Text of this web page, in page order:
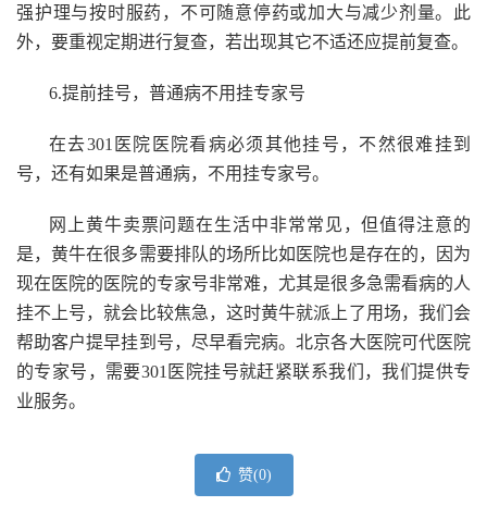
强护理与按时服药，不可随意停药或加大与减少剂量。此
外，要重视定期进行复查，若出现其它不适还应提前复查。
6.提前挂号，普通病不用挂专家号
在去301医院医院看病必须其他挂号，不然很难挂到
号，还有如果是普通病，不用挂专家号。
网上黄牛卖票问题在生活中非常常见，但值得注意的
是，黄牛在很多需要排队的场所比如医院也是存在的，因为
现在医院的医院的专家号非常难，尤其是很多急需看病的人
挂不上号，就会比较焦急，这时黄牛就派上了用场，我们会
帮助客户提早挂到号，尽早看完病。北京各大医院可代医院
的专家号，需要301医院挂号就赶紧联系我们，我们提供专
业服务。
赞(0)